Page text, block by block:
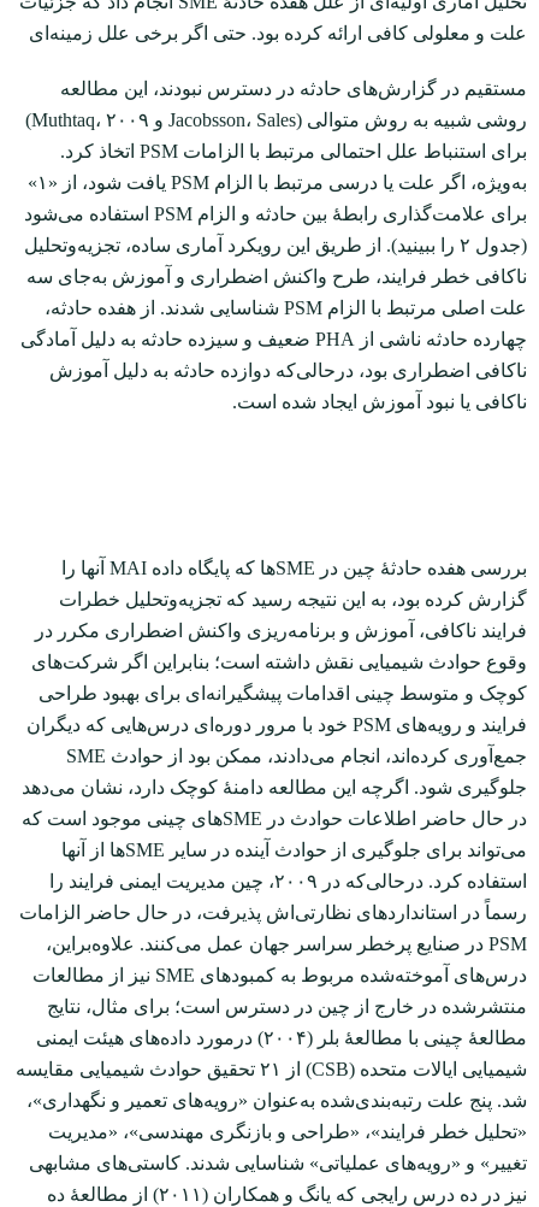
علت و معلولی کافی ارائه کرده بود. حتی اگر برخی علل زمینه‌ای
مستقیم در گزارش‌های حادثه در دسترس نبودند، این مطالعه
روشی شبیه به روش متوالی (Jacobsson، Sales و Muthtaq، ۲۰۰۹)
برای استنباط علل احتمالی مرتبط با الزامات PSM اتخاذ کرد.
به‌ویژه، اگر علت یا درسی مرتبط با الزام PSM یافت شود، از «۱»
برای علامت‌گذاری رابطۀ بین حادثه و الزام PSM استفاده می‌شود
(جدول ۲ را ببینید). از طریق این رویکرد آماری ساده، تجزیه‌و‌تحلیل
ناکافی خطر فرایند، طرح واکنش اضطراری و آموزش به‌جای سه
علت اصلی مرتبط با الزام PSM شناسایی شدند. از هفده حادثه،
چهارده حادثه ناشی از PHA ضعیف و سیزده حادثه به دلیل آمادگی
ناکافی اضطراری بود، در‌حالی‌که دوازده حادثه به دلیل آموزش
ناکافی یا نبود آموزش ایجاد شده است.
بررسی هفده حادثۀ چین در SMEها که پایگاه داده MAI آن‏ها را
گزارش کرده بود، به این نتیجه رسید که تجزیه‌و‌تحلیل خطرات
فرایند ناکافی، آموزش و برنامه‌ریزی واکنش اضطراری مکرر در
وقوع حوادث شیمیایی نقش داشته است؛ بنابراین اگر شرکت‌های
کوچک و متوسط چینی اقدامات پیشگیرانه‌ای برای بهبود طراحی
فرایند و رویه‌های PSM خود با مرور دوره‌ای درس‌هایی که دیگران
جمع‌آوری‌ کرده‌اند، انجام می‌دادند، ممکن بود از حوادث SME
جلوگیری شود. اگرچه این مطالعه دامنۀ کوچک دارد، نشان می‌دهد
در حال حاضر اطلاعات حوادث در SMEهای چینی موجود است که
می‌تواند برای جلوگیری از حوادث آینده در سایر SMEها از آن‏ها
استفاده کرد. در‌حالی‌که در ۲۰۰۹، چین مدیریت ایمنی فرایند را
رسماً در استانداردهای نظارتی‌اش پذیرفت، در حال حاضر الزامات
PSM در صنایع پرخطر سراسر جهان عمل می‌کنند. علاوه‌براین،
درس‌های آموخته‌شده مربوط به کمبودهای SME نیز از مطالعات
منتشرشده در خارج از چین در دسترس است؛ برای مثال، نتایج
مطالعۀ چینی با مطالعۀ بلر (۲۰۰۴) درمورد داده‌های هیئت ایمنی
شیمیایی ایالات متحده (CSB) از ۲۱ تحقیق حوادث شیمیایی مقایسه
شد. پنج علت رتبه‌بندی‌شده به‌عنوان «رویه‌های تعمیر و نگهداری»،
«تحلیل خطر فرایند»، «طراحی و بازنگری مهندسی»، «مدیریت
تغییر» و «رویه‌های عملیاتی» شناسایی شدند. کاستی‌های مشابهی
نیز در ده درس رایجی که یانگ و همکاران (۲۰۱۱) از مطالعۀ ده